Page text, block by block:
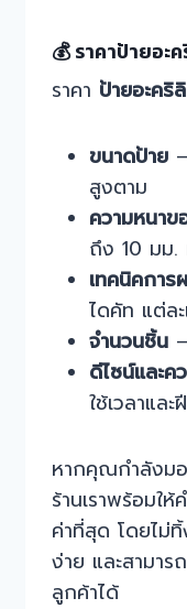
💰 ราคาป้ายอะ
ราคา ป้ายอะคริ
ขนาดป้าย—
สูงตาม
ความหนาข
ถึง 10 มม.
เทคนิคการ
ไดคัท แต่ล
จำนวนชิ้น—
ดีไซน์และค
ใช้เวลาแล
หากคุณกำลังม
ร้านเราพร้อมใ
ค่าที่สุด โดยไม่
ง่าย และสามา
ลูกค้าได้